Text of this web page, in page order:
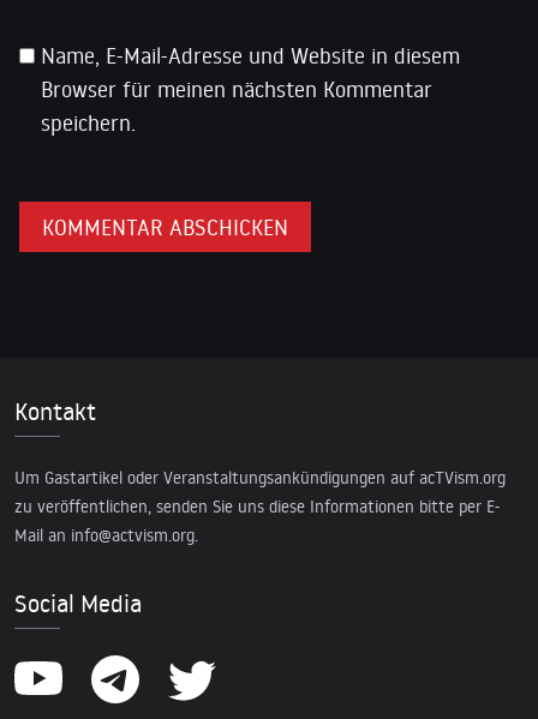
Name, E-Mail-Adresse und Website in diesem
Browser für meinen nächsten Kommentar
speichern.
Kontakt
Um Gastartikel oder Veranstaltungsankündigungen auf acTVism.org
zu veröffentlichen, senden Sie uns diese Informationen bitte per E-
Mail an info@actvism.org.
Social Media